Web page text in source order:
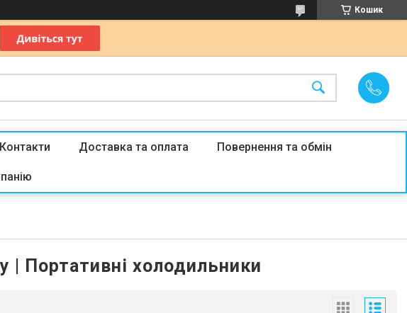
Кошик
Контакти Доставка та оплата Повернення та обмін
Портативні холодильники